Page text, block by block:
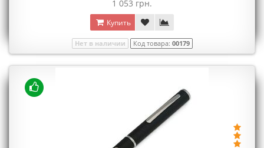
1 053 грн.
Купить
Нет в наличии Код товара: 00179